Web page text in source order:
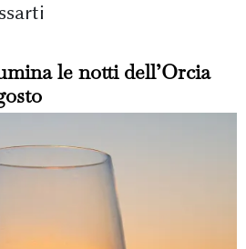
le notti dell’Orcia